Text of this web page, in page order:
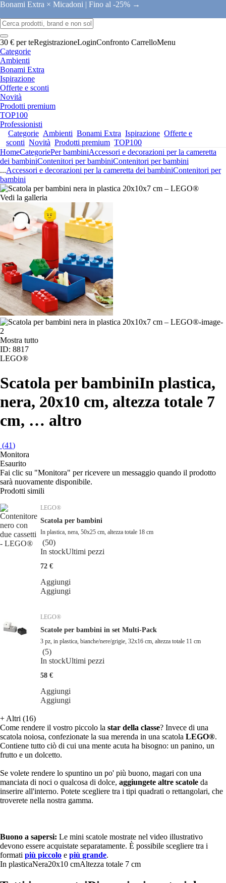
Bonami Extra × Micadoni | Fino al -25% →
30 € per teRegistrazioneLoginConfronto CarrelloMenu
Categorie
Ambienti
Bonami Extra
Ispirazione
Offerte e sconti
Novità
Prodotti premium
TOP100
Professionisti
Categorie Ambienti Bonami Extra Ispirazione Offerte e
sconti Novità Prodotti premium TOP100
HomeCategoriePer bambiniAccessori e decorazioni per la cameretta
dei bambiniContenitori per bambiniContenitori per bambini
...Accessori e decorazioni per la cameretta dei bambiniContenitori per
bambini
Vedi la galleria
Mostra tutto
ID: 8817
LEGO®
Scatola per bambiniIn plastica,
nera, 20x10 cm, altezza totale 7
cm, … altro
(41)
Monitora
Esaurito
Fai clic su "Monitora" per ricevere un messaggio quando il prodotto
sarà nuovamente disponibile.
Prodotti simili
LEGO®
Scatola per bambini
In plastica, nera, 50x25 cm, altezza totale 18 cm
(50)
In stockUltimi pezzi
72 €
Aggiungi
Aggiungi
LEGO®
Scatole per bambini in set Multi-Pack
3 pz, in plastica, bianche/nere/grigie, 32x16 cm, altezza totale 11 cm
(5)
In stockUltimi pezzi
58 €
Aggiungi
Aggiungi
+ Altri (16)
Come rendere il vostro piccolo la star della classe? Invece di una
scatola noiosa, confezionate la sua merenda in una scatola LEGO®.
Contiene tutto ciò di cui una mente acuta ha bisogno: un panino, un
frutto e un dolcetto.
Se volete rendere lo spuntino un po' più buono, magari con una
manciata di noci o qualcosa di dolce, aggiungete altre scatole da
inserire all'interno. Potete scegliere tra i tipi quadrati o rettangolari, che
troverete nella nostra gamma.
Buono a sapersi: Le mini scatole mostrate nel video illustrativo
devono essere acquistate separatamente. È possibile scegliere tra i
formati più piccolo e più grande.
In plasticaNera20x10 cmAltezza totale 7 cm